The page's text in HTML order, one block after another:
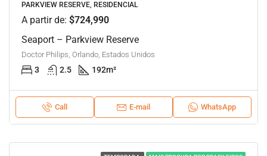
PARKVIEW RESERVE, RESIDENCIAL
A partir de: $724,990
Seaport – Parkview Reserve
Doctor Philips, Orlando, Estados Unidos
3 2.5 192m²
Call E-mail WhatsApp